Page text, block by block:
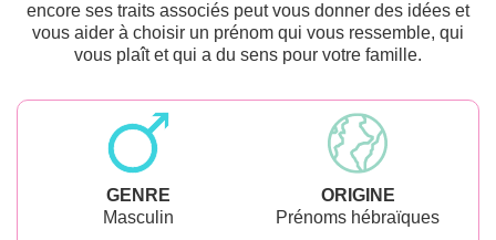
encore ses traits associés peut vous donner des idées et
vous aider à choisir un prénom qui vous ressemble, qui
vous plaît et qui a du sens pour votre famille.
GENRE
Masculin
ORIGINE
Prénoms hébraïques